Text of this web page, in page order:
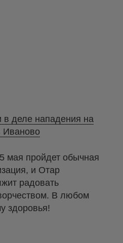
в деле нападения на
мая пройдет обычная
и Отар
радовать
В любом
здоровья!